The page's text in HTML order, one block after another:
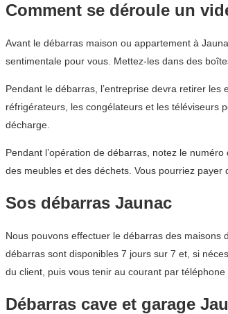
Comment se déroule un
Avant le débarras maison ou appartement à
sentimentale pour vous. Mettez-les dans des
Pendant le débarras, l’entreprise devra retirer
réfrigérateurs, les congélateurs et les téléviseurs
décharge.
Pendant l’opération de débarras, notez le
des meubles et des déchets. Vous pourriez
Sos débarras Jaunac
Nous pouvons effectuer le débarras des maisons
débarras sont disponibles 7 jours sur 7 et, si
du client, puis vous tenir au courant par
Débarras cave et garage